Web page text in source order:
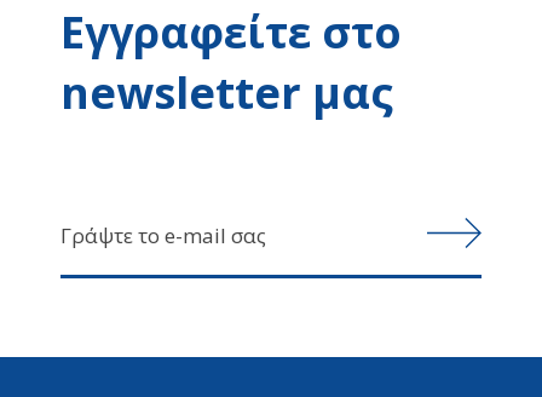
Εγγραφείτε στο
newsletter μας